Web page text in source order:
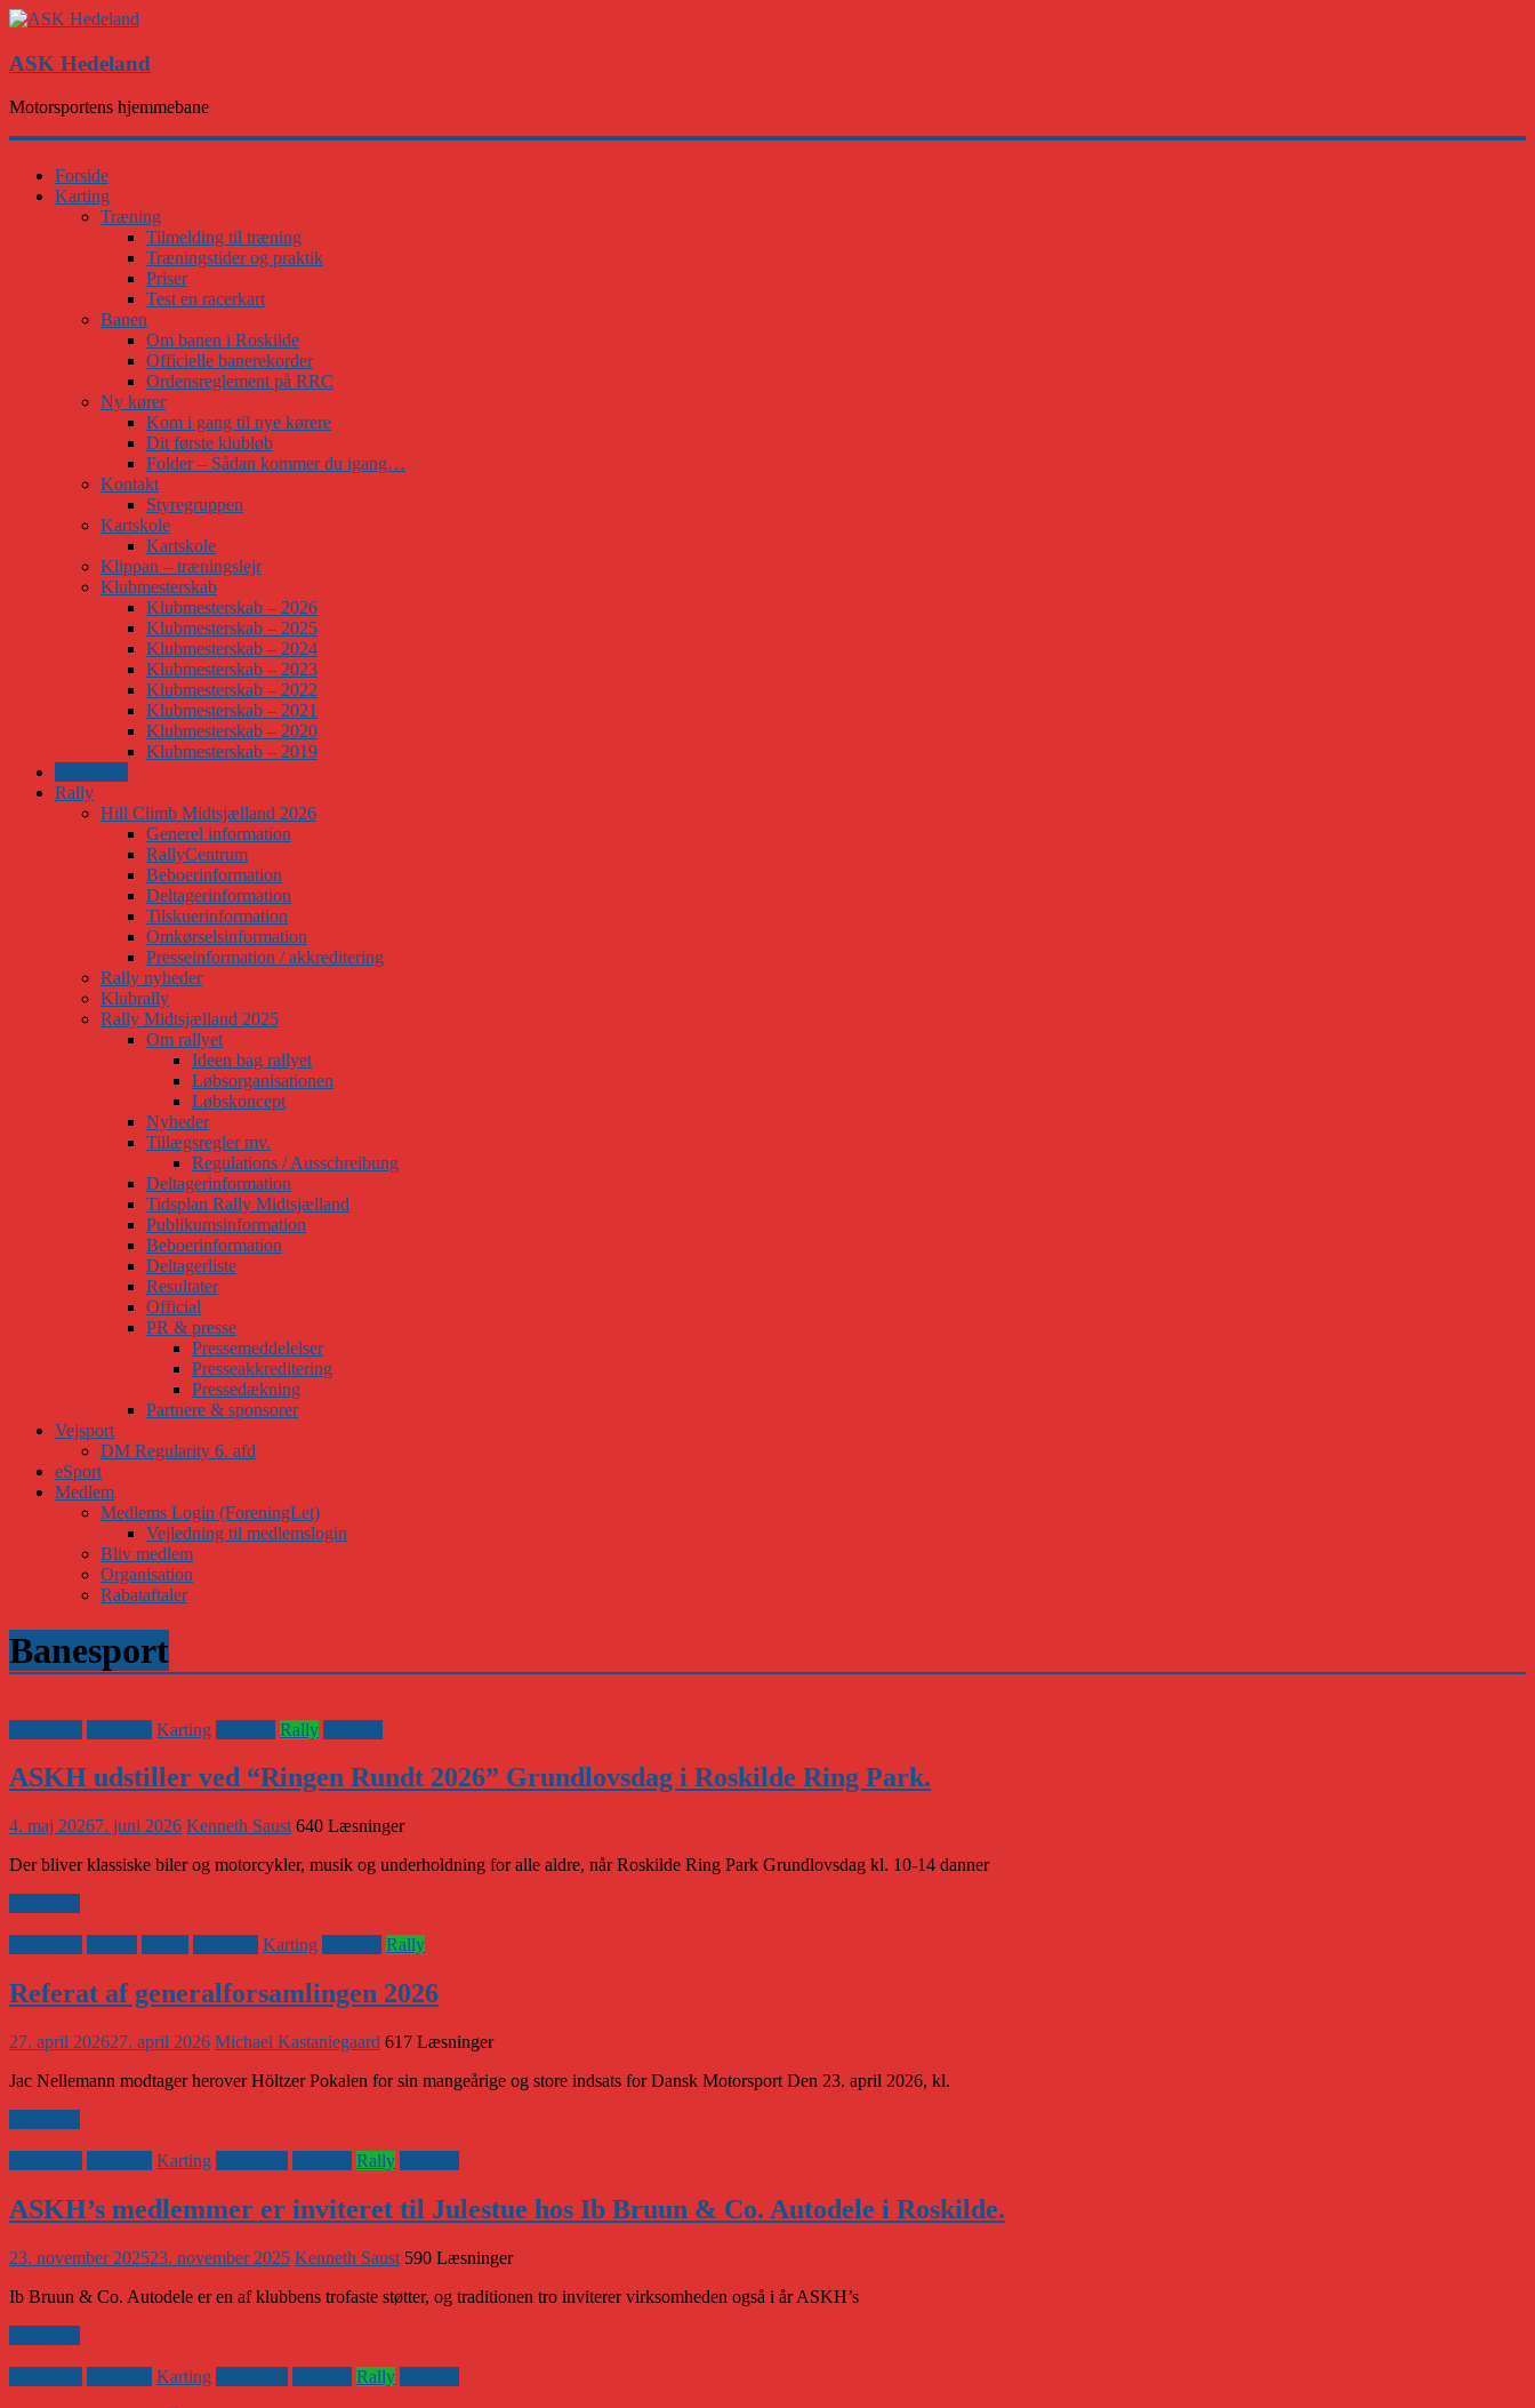
ASK Hedeland
Motorsportens hjemmebane
Forside
Karting
Træning
Tilmelding til træning
Træningstider og praktik
Priser
Test en racerkart
Banen
Om banen i Roskilde
Officielle banerekorder
Ordensreglement på RRC
Ny kører
Kom i gang til nye kørere
Dit første klubløb
Folder – Sådan kommer du igang…
Kontakt
Styregruppen
Kartskole
Kartskole
Klippan – træningslejr
Klubmesterskab
Klubmesterskab – 2026
Klubmesterskab – 2025
Klubmesterskab – 2024
Klubmesterskab – 2023
Klubmesterskab – 2022
Klubmesterskab – 2021
Klubmesterskab – 2020
Klubmesterskab – 2019
Rally
Hill Climb Midtsjælland 2026
Generel information
RallyCentrum
Beboerinformation
Deltagerinformation
Tilskuerinformation
Omkørselsinformation
Presseinformation / akkreditering
Rally nyheder
Klubrally
Rally Midtsjælland 2025
Om rallyet
Ideen bag rallyet
Løbsorganisationen
Løbskoncept
Nyheder
Tillægsregler mv.
Regulations / Ausschreibung
Deltagerinformation
Tidsplan Rally Midtsjælland
Publikumsinformation
Beboerinformation
Deltagerliste
Resultater
Official
PR & presse
Pressemeddelelser
Presseakkreditering
Pressedækning
Partnere & sponsorer
Vejsport
DM Regularity 6. afd
eSport
Medlem
Medlems Login (ForeningLet)
Vejledning til medlemslogin
Bliv medlem
Organisation
Rabataftaler
Banesport
Karting Rally
ASKH udstiller ved “Ringen Rundt 2026” Grundlovsdag i Roskilde Ring Park.
4. maj 20267. juni 2026 Kenneth Saust 640 Læsninger
Der bliver klassiske biler og motorcykler, musik og underholdning for alle aldre, når Roskilde Ring Park Grundlovsdag kl. 10-14 danner
Karting Rally
Referat af generalforsamlingen 2026
27. april 202627. april 2026 Michael Kastaniegaard 617 Læsninger
Jac Nellemann modtager herover Höltzer Pokalen for sin mangeårige og store indsats for Dansk Motorsport Den 23. april 2026, kl.
Karting Rally
ASKH’s medlemmer er inviteret til Julestue hos Ib Bruun & Co. Autodele i Roskilde.
23. november 202523. november 2025 Kenneth Saust 590 Læsninger
Ib Bruun & Co. Autodele er en af klubbens trofaste støtter, og traditionen tro inviterer virksomheden også i år ASKH’s
Karting Rally